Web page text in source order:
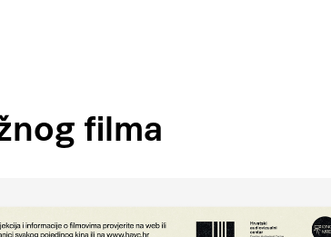
filma